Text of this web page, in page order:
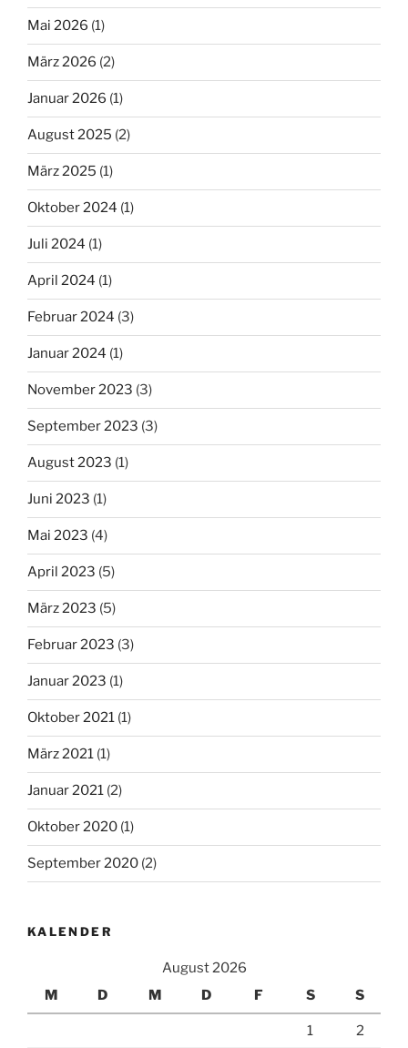
Mai 2026 (1)
März 2026 (2)
Januar 2026 (1)
August 2025 (2)
März 2025 (1)
Oktober 2024 (1)
Juli 2024 (1)
April 2024 (1)
Februar 2024 (3)
Januar 2024 (1)
November 2023 (3)
September 2023 (3)
August 2023 (1)
Juni 2023 (1)
Mai 2023 (4)
April 2023 (5)
März 2023 (5)
Februar 2023 (3)
Januar 2023 (1)
Oktober 2021 (1)
März 2021 (1)
Januar 2021 (2)
Oktober 2020 (1)
September 2020 (2)
KALENDER
August 2026
M
D M D F S S
1 2